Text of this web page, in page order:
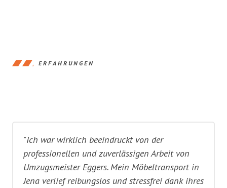
ERFAHRUNGEN
"Ich war wirklich beeindruckt von der
professionellen und zuverlässigen Arbeit von
Umzugsmeister Eggers. Mein Möbeltransport in
Jena verlief reibungslos und stressfrei dank ihres